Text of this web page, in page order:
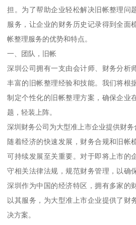
担。为了帮助企业轻松解决旧帐整理问
服务，让企业的财务历史记录得到全面
帐整理服务的优势和特点。
一、团队，旧帐
深圳公司拥有一支由会计师、财务分析
丰富的旧帐整理经验和技能。我们将根
制定个性化的旧帐整理方案，确保企业
题，轻装上阵。
深圳财务公司为大型准上市企业提供财
随着经济的快速发展，财务合规和旧帐
可持续发展至关重要。对于即将上市的
守相关法律法规，规范财务管理，以确
深圳作为中国的经济特区，拥有多家的
以其服务，为大型准上市企业提供了财
决方案。